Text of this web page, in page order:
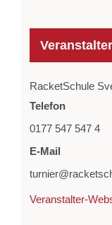
Veranstalter
RacketSchule
Telefon
0177 547 547 4
E-Mail
Veranstalter-